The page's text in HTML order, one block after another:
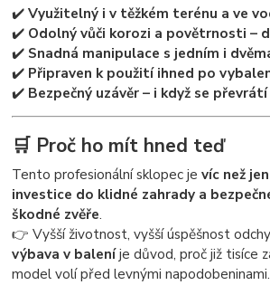
✔️Využitelný i v těžkém terénu a ve
✔️ Odolný vůči korozi a povětrnosti –
✔️ Snadná manipulace s jedním i
✔️ Připraven k použití ihned po
✔️ Bezpečný uzávěr – i když se převrátí
🛒 Proč ho mít hned teď
Tento profesionální sklopec jevíc než
investice do klidné zahrady a
škodné zvěře.
👉 Vyšší životnost, vyšší úspěšnost
výbava v baleníje důvod, proč již tisíce
model volí před levnými napodobeninami.